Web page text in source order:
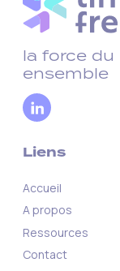
la force du
ensemble
Liens
Accueil
A propos
Ressources
Contact